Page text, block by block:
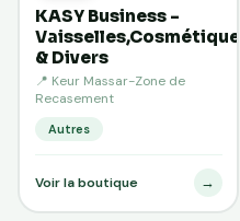
KASY Business -
Vaisselles,Cosmétiques
& Divers
📍 Keur Massar-Zone de
Recasement
Autres
Voir la boutique →